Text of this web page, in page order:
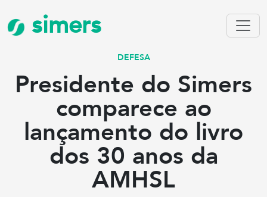
simers
DEFESA
Presidente do Simers
comparece ao
lançamento do livro
dos 30 anos da
AMHSL